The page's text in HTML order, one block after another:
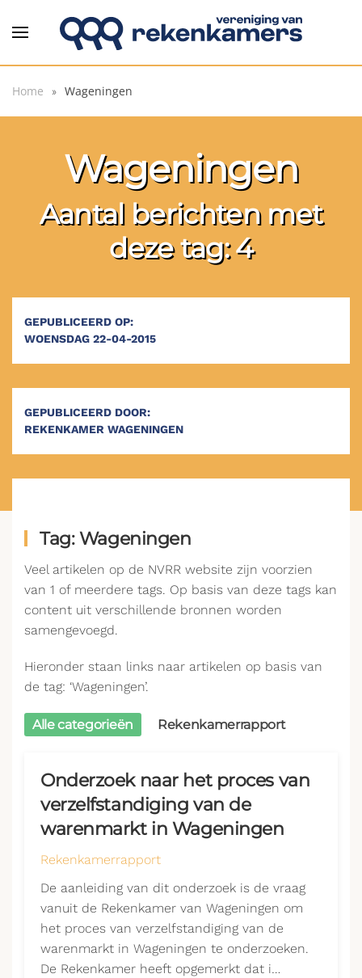
Overslaan en naar de inhoud gaan
Home Wageningen
Wageningen
Aantal berichten met
deze tag: 4
GEPUBLICEERD OP:
WOENSDAG 22-04-2015
GEPUBLICEERD DOOR:
REKENKAMER WAGENINGEN
Tag: Wageningen
Veel artikelen op de NVRR website zijn voorzien
van 1 of meerdere tags. Op basis van deze tags kan
content uit verschillende bronnen worden
samengevoegd.
Hieronder staan links naar artikelen op basis van
de tag: ‘Wageningen’.
Alle categorieën Rekenkamerrapport
Onderzoek naar het proces van
verzelfstandiging van de
warenmarkt in Wageningen
Rekenkamerrapport
De aanleiding van dit onderzoek is de vraag
vanuit de Rekenkamer van Wageningen om
het proces van verzelfstandiging van de
warenmarkt in Wageningen te onderzoeken.
De Rekenkamer heeft opgemerkt dat i…